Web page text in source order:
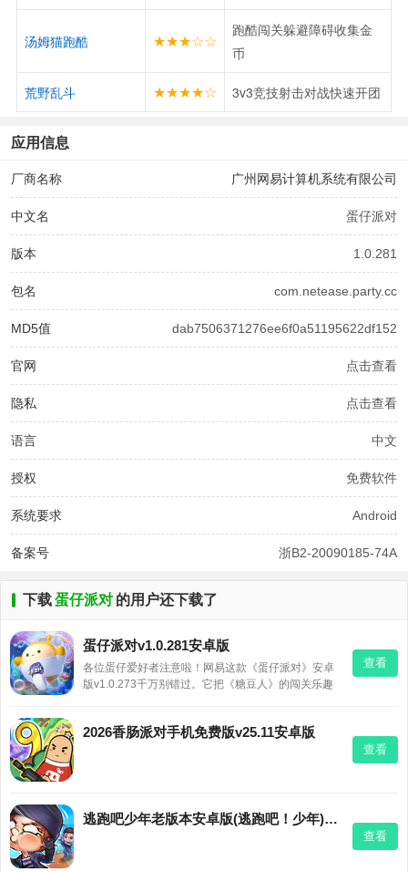
汤姆猫跑酷 ★★★☆☆
跑酷闯关躲避障碍收集金
币
荒野乱斗 ★★★★☆ 3v3竞技射击对战快速开团
应用信息
厂商名称 广州网易计算机系统有限公司
中文名 蛋仔派对
版本 1.0.281
包名 com.netease.party.cc
MD5值 dab7506371276ee6f0a51195622df152
官网 点击查看
隐私 点击查看
语言 中文
授权 免费软件
系统要求 Android
备案号 浙B2-20090185-74A
下载蛋仔派对 的用户还下载了
蛋仔派对v1.0.281安卓版
各位蛋仔爱好者注意啦！网易这款《蛋仔派对》安卓
版v1.0.273千万别错过。它把《糖豆人》的闯关乐趣
乐。闯关之余还能自由打扮你的蛋仔，解锁各种酷炫
查看
2026香肠派对手机免费版v25.11安卓版
查看
逃跑吧少年老版本安卓版(逃跑吧！少年)v8.36.0
查看